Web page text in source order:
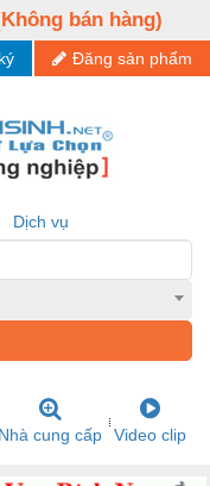
bán hàng)
Đăng sản phẩm
Dịch vụ
Nhà cung cấp Video clip